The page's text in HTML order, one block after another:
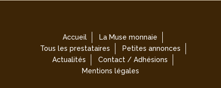
Accueil
La Muse monnaie
Tous les prestataires
Petites annonces
Actualités
Contact / Adhésions
Mentions légales